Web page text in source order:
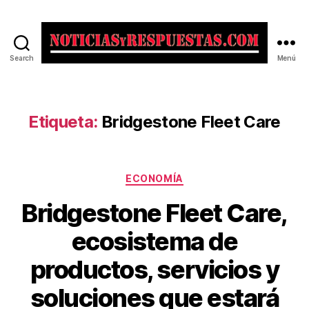
Search Menú
Etiqueta: Bridgestone Fleet Care
Categorías
ECONOMÍA
Bridgestone Fleet Care,
ecosistema de
productos, servicios y
soluciones que estará